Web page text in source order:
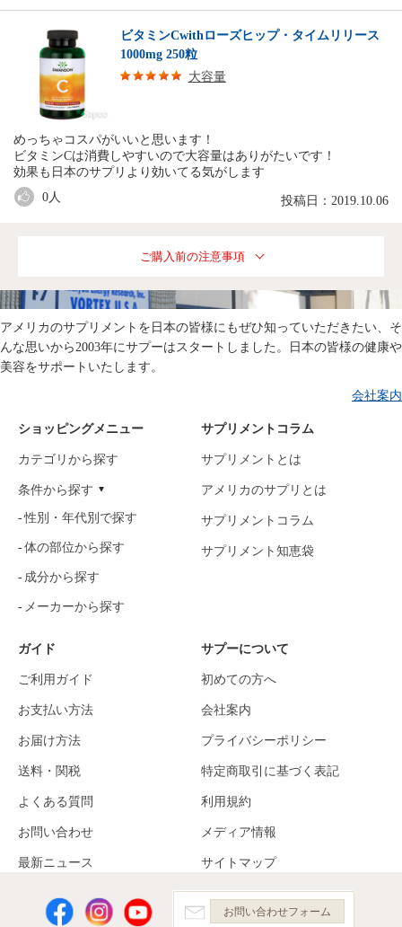
ビタミンCwithローズヒップ・タイムリリース
1000mg 250粒
大容量
めっちゃコスパがいいと思います！
ビタミンCは消費しやすいので大容量はありがたいです！
効果も日本のサプリより効いてる気がします
投稿日：2019.10.06
0人
ご購入前の注意事項
アメリカのサプリメントを日本の皆様にもぜひ知っていただきたい、そ
んな思いから2003年にサプーはスタートしました。日本の皆様の健康や
美容をサポートいたします。
会社案内
ショッピングメニュー
カテゴリから探す
条件から探す
性別・年代別で探す
体の部位から探す
成分から探す
メーカーから探す
ガイド
ご利用ガイド
お支払い方法
お届け方法
送料・関税
よくある質問
お問い合わせ
最新ニュース
サプリメントコラム
サプリメントとは
アメリカのサプリとは
サプリメントコラム
サプリメント知恵袋
サプーについて
初めての方へ
会社案内
プライバシーポリシー
特定商取引に基づく表記
利用規約
メディア情報
サイトマップ
お問い合わせフォーム